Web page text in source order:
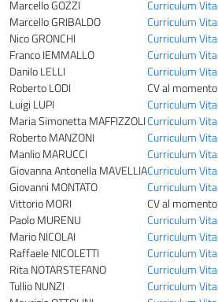
Marcello GOZZI
Curriculum
Marcello GRIBALDO
Curriculum
Nico GRONCHI
Curriculum
Franco IEMMALLO
Curriculum
Danilo LELLI
Curriculum
Roberto LODI
CV al
Luigi LUPI
Curriculum
Maria Simonetta MAFFIZZOLICurriculum
Roberto MANZONI
Curriculum
Manlio MARUCCI
Curriculum
Giovanna Antonella MAVELLIACurriculum
Giovanni MONTATO
Curriculum
Vittorio MORI
CV al
Paolo MURENU
Curriculum
Mario NICOLAI
Curriculum
Raffaele NICOLETTI
Curriculum
Rita NOTARSTEFANO
Curriculum
Tullio NUNZI
Curriculum